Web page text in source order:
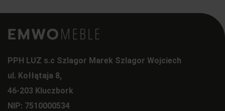
PPH LUZ s.c Szlagor Marek Szlagor Wojciech
ul. Kołłątaja 8,
46-203 Kluczbork
NIP: 7510000534